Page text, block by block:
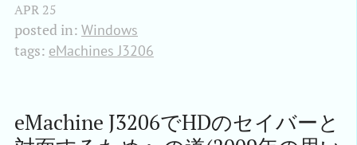
APR 25
posted in: Windows
tags: eMachines J3206
eMachine J3206でHDのセイバーと